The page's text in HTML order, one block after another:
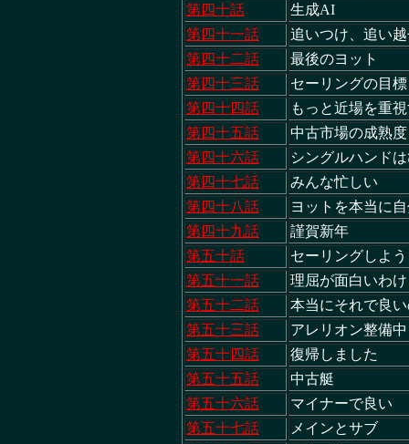
第四十話
生成AI
第四十一話
追いつけ、追い
第四十二話
最後のヨット
第四十三話
セーリングの目
第四十四話
もっと近場を重
第四十五話
中古市場の成熟
第四十六話
シングルハンド
第四十七話
みんな忙しい
第四十八話
ヨットを本当に
第四十九話
謹賀新年
第五十話
セーリングしよ
第五十一話
理屈が面白いわ
第五十二話
本当にそれで良
第五十三話
アレリオン整備
第五十四話
復帰しました
第五十五話
中古艇
第五十六話
マイナーで良い
第五十七話
メインとサブ